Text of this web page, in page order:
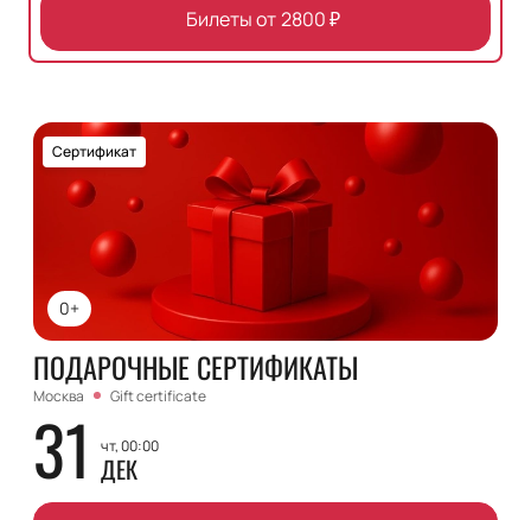
Билеты от2800₽
0+
Сертификат
ПОДАРОЧНЫЕ СЕРТИФИКАТЫ
Москва Gift certificate
31 чт, 00:00
ДЕК